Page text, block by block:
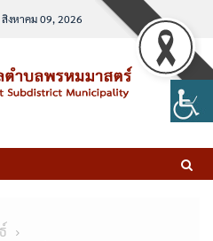
งหาคม 09, 2026